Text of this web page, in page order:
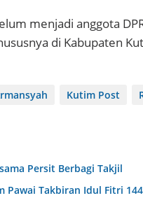
menjadi anggota
di Kabupaten
Kutim Post
Persit Berbagi Takjil
Pawai Takbiran Idul Fitri